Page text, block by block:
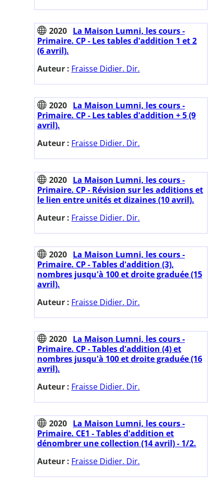
2020 La Maison Lumni, les cours -
Primaire. CP - Les tables d'addition 1 et 2
(6 avril).
Auteur : Fraisse Didier. Dir.
2020 La Maison Lumni, les cours -
Primaire. CP - Les tables d'addition + 5 (9
avril).
Auteur : Fraisse Didier. Dir.
2020 La Maison Lumni, les cours -
Primaire. CP - Révision sur les additions et
le lien entre unités et dizaines (10 avril).
Auteur : Fraisse Didier. Dir.
2020 La Maison Lumni, les cours -
Primaire. CP - Tables d'addition (3),
nombres jusqu'à 100 et droite graduée (15
avril).
Auteur : Fraisse Didier. Dir.
2020 La Maison Lumni, les cours -
Primaire. CP - Tables d'addition (4) et
nombres jusqu'à 100 et droite graduée (16
avril).
Auteur : Fraisse Didier. Dir.
2020 La Maison Lumni, les cours -
Primaire. CE1 - Tables d'addition et
dénombrer une collection (14 avril) - 1/2.
Auteur : Fraisse Didier. Dir.